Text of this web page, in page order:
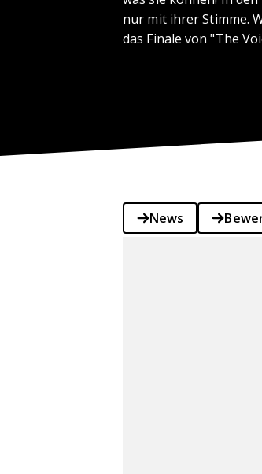
nur mit ihrer Stimme.
das Finale von "The
News